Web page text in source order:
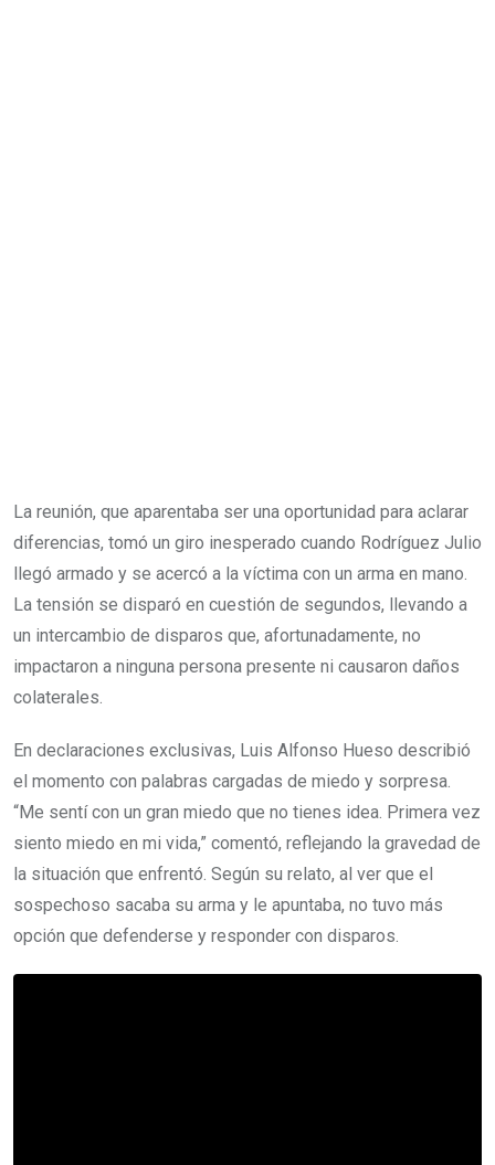
La reunión, que aparentaba ser una oportunidad para aclarar
diferencias, tomó un giro inesperado cuando Rodríguez Julio
llegó armado y se acercó a la víctima con un arma en mano.
La tensión se disparó en cuestión de segundos, llevando a
un intercambio de disparos que, afortunadamente, no
impactaron a ninguna persona presente ni causaron daños
colaterales.
En declaraciones exclusivas, Luis Alfonso Hueso describió
el momento con palabras cargadas de miedo y sorpresa.
“Me sentí con un gran miedo que no tienes idea. Primera vez
siento miedo en mi vida,” comentó, reflejando la gravedad de
la situación que enfrentó. Según su relato, al ver que el
sospechoso sacaba su arma y le apuntaba, no tuvo más
opción que defenderse y responder con disparos.